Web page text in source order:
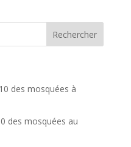
des mosquées à
des mosquées au